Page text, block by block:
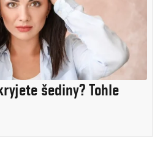
šediny? Tohle